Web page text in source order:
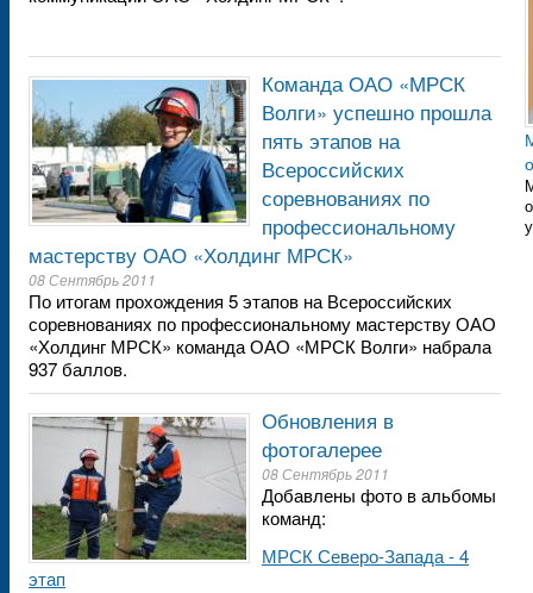
Команда ОАО «МРСК
Волги» успешно прошла
пять этапов на
Всероссийских
соревнованиях по
профессиональному
мастерству ОАО «Холдинг МРСК»
08 Сентябрь 2011
По итогам прохождения 5 этапов на Всероссийских
соревнованиях по профессиональному мастерству ОАО
«Холдинг МРСК» команда ОАО «МРСК Волги» набрала
937 баллов.
Обновления в
фотогалерее
08 Сентябрь 2011
Добавлены фото в альбомы
команд:
МРСК Северо-Запада - 4
этап